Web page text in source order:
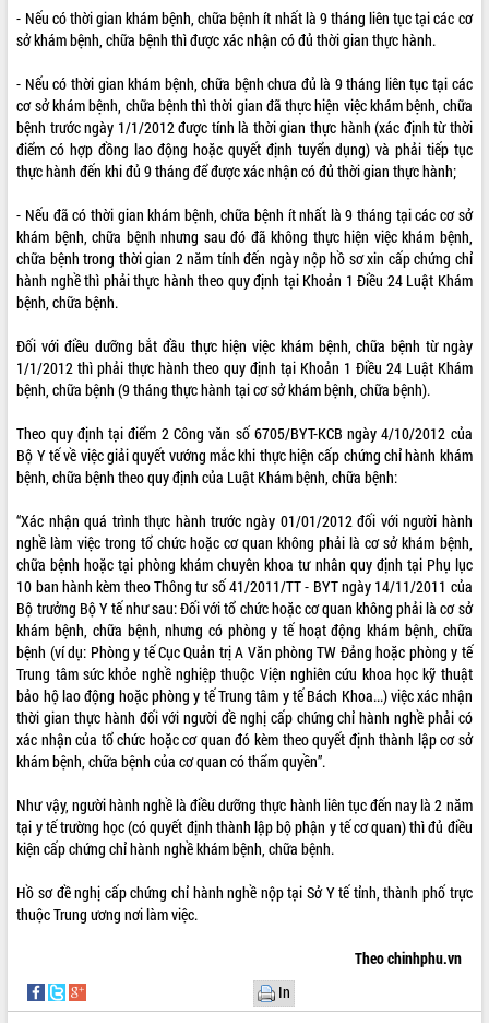
- Nếu có thời gian khám bệnh, chữa bệnh ít nhất là 9 tháng liên tục tại các cơ
sở khám bệnh, chữa bệnh thì được xác nhận có đủ thời gian thực hành.
- Nếu có thời gian khám bệnh, chữa bệnh chưa đủ là 9 tháng liên tục tại các
cơ sở khám bệnh, chữa bệnh thì thời gian đã thực hiện việc khám bệnh, chữa
bệnh trước ngày 1/1/2012 được tính là thời gian thực hành (xác định từ thời
điểm có hợp đồng lao động hoặc quyết định tuyển dụng) và phải tiếp tục
thực hành đến khi đủ 9 tháng để được xác nhận có đủ thời gian thực hành;
- Nếu đã có thời gian khám bệnh, chữa bệnh ít nhất là 9 tháng tại các cơ sở
khám bệnh, chữa bệnh nhưng sau đó đã không thực hiện việc khám bệnh,
chữa bệnh trong thời gian 2 năm tính đến ngày nộp hồ sơ xin cấp chứng chỉ
hành nghề thì phải thực hành theo quy định tại Khoản 1 Điều 24 Luật Khám
bệnh, chữa bệnh.
Đối với điều dưỡng bắt đầu thực hiện việc khám bệnh, chữa bệnh từ ngày
1/1/2012 thì phải thực hành theo quy định tại Khoản 1 Điều 24 Luật Khám
bệnh, chữa bệnh (9 tháng thực hành tại cơ sở khám bệnh, chữa bệnh).
Theo quy định tại điểm 2 Công văn số 6705/BYT-KCB ngày 4/10/2012 của
Bộ Y tế về việc giải quyết vướng mắc khi thực hiện cấp chứng chỉ hành khám
bệnh, chữa bệnh theo quy định của Luật Khám bệnh, chữa bệnh:
“Xác nhận quá trình thực hành trước ngày 01/01/2012 đối với người hành
nghề làm việc trong tổ chức hoặc cơ quan không phải là cơ sở khám bệnh,
chữa bệnh hoặc tại phòng khám chuyên khoa tư nhân quy định tại Phụ lục
10 ban hành kèm theo Thông tư số 41/2011/TT - BYT ngày 14/11/2011 của
Bộ trưởng Bộ Y tế như sau: Đối với tổ chức hoặc cơ quan không phải là cơ sở
khám bệnh, chữa bệnh, nhưng có phòng y tế hoạt động khám bệnh, chữa
bệnh (ví dụ: Phòng y tế Cục Quản trị A Văn phòng TW Đảng hoặc phòng y tế
Trung tâm sức khỏe nghề nghiệp thuộc Viện nghiên cứu khoa học kỹ thuật
bảo hộ lao động hoặc phòng y tế Trung tâm y tế Bách Khoa...) việc xác nhận
thời gian thực hành đối với người đề nghị cấp chứng chỉ hành nghề phải có
xác nhận của tổ chức hoặc cơ quan đó kèm theo quyết định thành lập cơ sở
khám bệnh, chữa bệnh của cơ quan có thẩm quyền”.
Như vậy, người hành nghề là điều dưỡng thực hành liên tục đến nay là 2 năm
tại y tế trường học (có quyết định thành lập bộ phận y tế cơ quan) thì đủ điều
kiện cấp chứng chỉ hành nghề khám bệnh, chữa bệnh.
Hồ sơ đề nghị cấp chứng chỉ hành nghề nộp tại Sở Y tế tỉnh, thành phố trực
thuộc Trung ương nơi làm việc.
Theo chinhphu.vn
In